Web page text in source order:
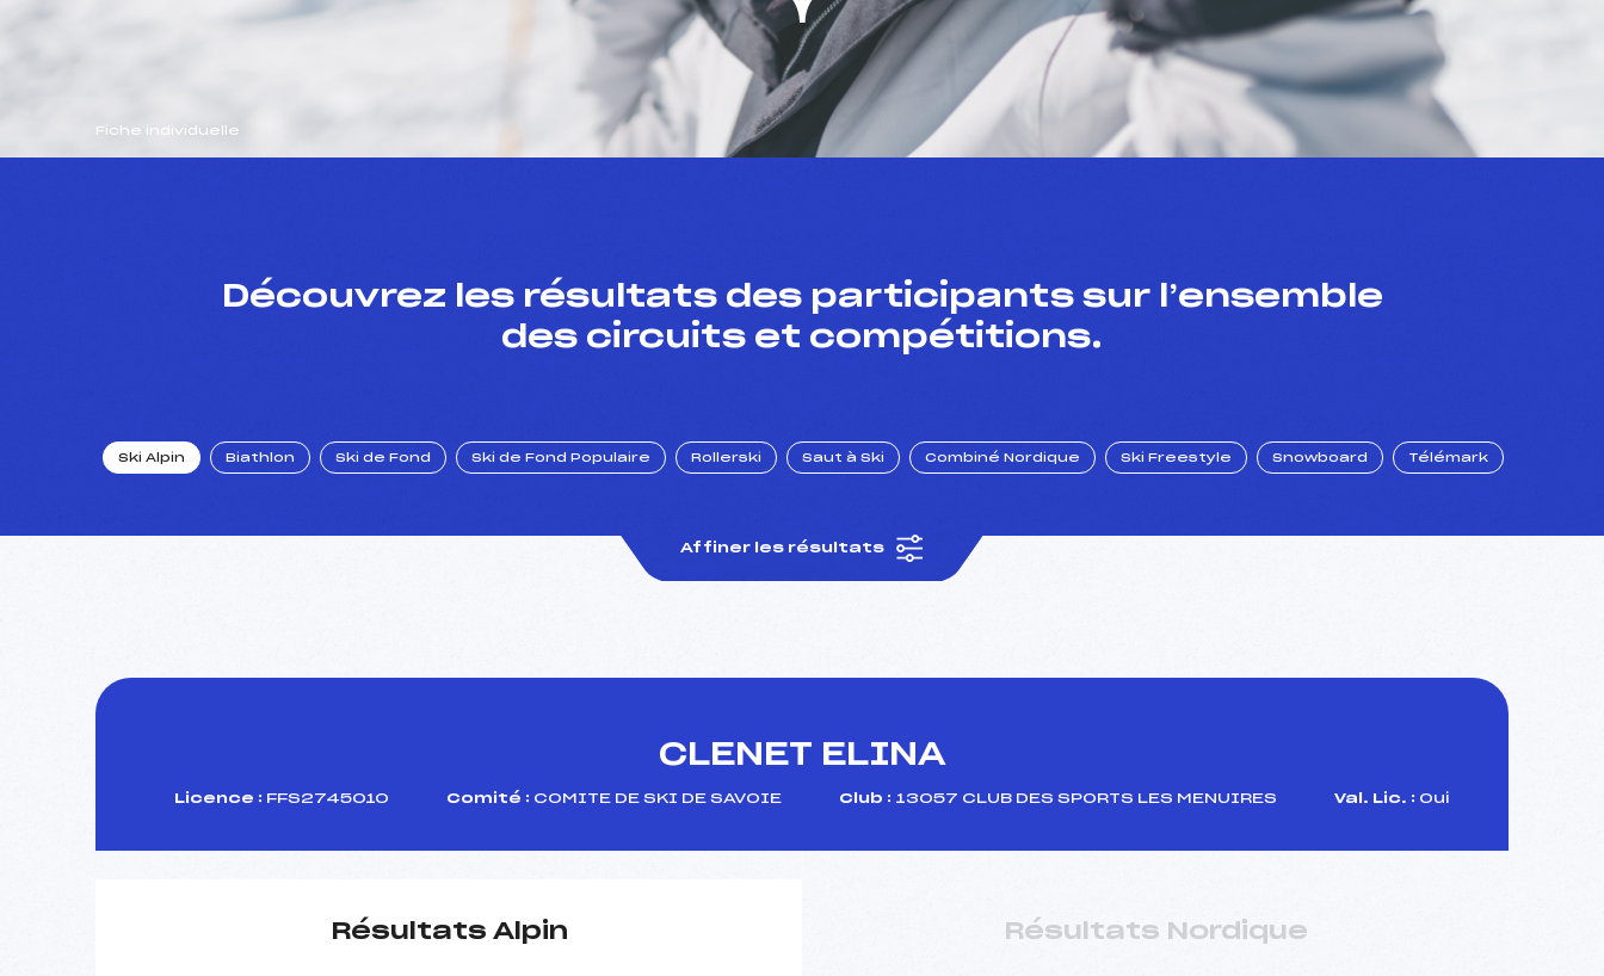
Fiche individuelle
Découvrez les résultats des participants sur l’ensemble
des circuits et compétitions.
Ski Alpin Biathlon Ski de Fond Ski de Fond Populaire Rollerski Saut à Ski Combiné Nordique Ski Freestyle Snowboard Télémark
Affiner les résultats
CLENET ELINA
Licence : FFS2745010 Comité : COMITE DE SKI DE SAVOIE Club : 13057 CLUB DES SPORTS LES MENUIRES Val. Lic. : Oui
Résultats Alpin Résultats Nordique